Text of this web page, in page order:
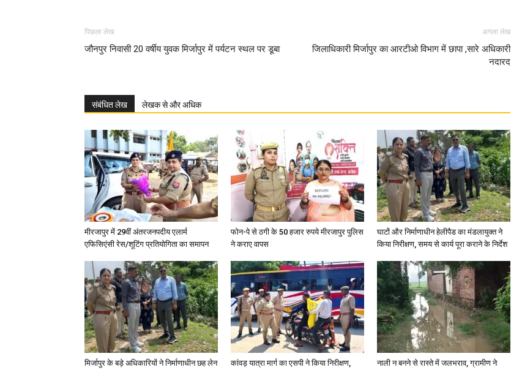
Today
Hindi
News
पिछला लेख
जौनपुर निवासी 20 वर्षीय युवक मिर्जापुर में पर्यटन स्थल पर डूबा
अगला लेख
जिलाधिकारी मिर्जापुर का आरटीओ विभाग में छापा ,सारे अधिकारी
नदारद
संबंधित लेख लेखक से और अधिक
मीरजापुर में 29वीं अंतरजनपदीय एलार्म
एफिसिएंसी रेस/शूटिंग प्रतियोगिता का समापन
फोन-पे से ठगी के 50 हजार रुपये मीरजापुर पुलिस
ने कराए वापस
घाटों और निर्माणाधीन हेलीपैड का मंडलायुक्त ने
किया निरीक्षण, समय से कार्य पूरा कराने के निर्देश
मिर्जापुर के बड़े अधिकारियों ने निर्माणाधीन छह लेन
कांवड़ यात्रा मार्ग का एसपी ने किया निरीक्षण,
नाली न बनने से रास्ते में जलभराव, ग्रामीण ने